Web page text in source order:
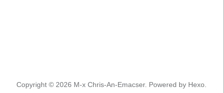
Copyright © 2026 M-x Chris-An-Emacser. Powered by Hexo.